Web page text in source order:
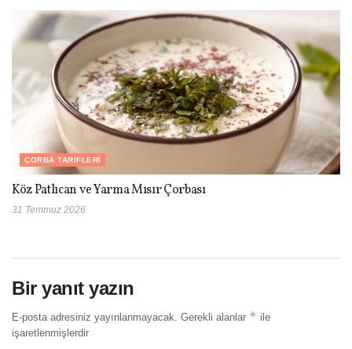
ÇORBA TARIFLERI
Köz Patlıcan ve Yarma Mısır Çorbası
31 Temmuz 2026
Bir yanıt yazın
E-posta adresiniz yayınlanmayacak. Gerekli alanlar * ile
işaretlenmişlerdir